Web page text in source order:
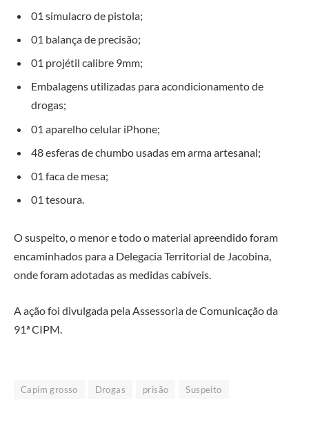
01 simulacro de pistola;
01 balança de precisão;
01 projétil calibre 9mm;
Embalagens utilizadas para acondicionamento de
drogas;
01 aparelho celular iPhone;
48 esferas de chumbo usadas em arma artesanal;
01 faca de mesa;
01 tesoura.
O suspeito, o menor e todo o material apreendido foram
encaminhados para a Delegacia Territorial de Jacobina,
onde foram adotadas as medidas cabíveis.
A ação foi divulgada pela Assessoria de Comunicação da
91ª CIPM.
Capim grosso Drogas prisão Suspeito